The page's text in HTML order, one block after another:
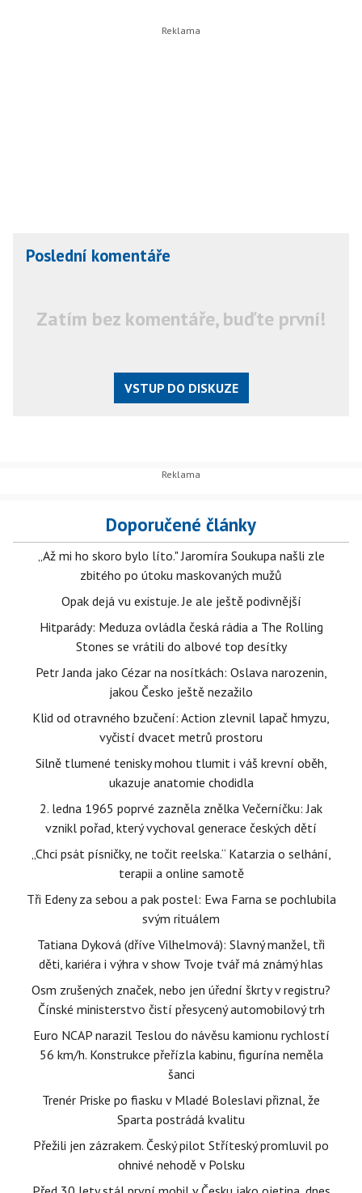
Poslední komentáře
Zatím bez komentáře, buďte první!
VSTUP DO DISKUZE
Doporučené články
„Až mi ho skoro bylo líto." Jaromíra Soukupa našli zle
zbitého po útoku maskovaných mužů
Opak dejá vu existuje. Je ale ještě podivnější
Hitparády: Meduza ovládla česká rádia a The Rolling
Stones se vrátili do albové top desítky
Petr Janda jako Cézar na nosítkách: Oslava narozenin,
jakou Česko ještě nezažilo
Klid od otravného bzučení: Action zlevnil lapač hmyzu,
vyčistí dvacet metrů prostoru
Silně tlumené tenisky mohou tlumit i váš krevní oběh,
ukazuje anatomie chodidla
2. ledna 1965 poprvé zazněla znělka Večerníčku: Jak
vznikl pořad, který vychoval generace českých dětí
„Chci psát písničky, ne točit reelska.“ Katarzia o selhání,
terapii a online samotě
Tři Edeny za sebou a pak postel: Ewa Farna se pochlubila
svým rituálem
Tatiana Dyková (dříve Vilhelmová): Slavný manžel, tři
děti, kariéra i výhra v show Tvoje tvář má známý hlas
Osm zrušených značek, nebo jen úřední škrty v registru?
Čínské ministerstvo čistí přesycený automobilový trh
Euro NCAP narazil Teslou do návěsu kamionu rychlostí
56 km/h. Konstrukce přeřízla kabinu, figurína neměla
šanci
Trenér Priske po fiasku v Mladé Boleslavi přiznal, že
Sparta postrádá kvalitu
Přežili jen zázrakem. Český pilot Stříteský promluvil po
ohnivé nehodě v Polsku